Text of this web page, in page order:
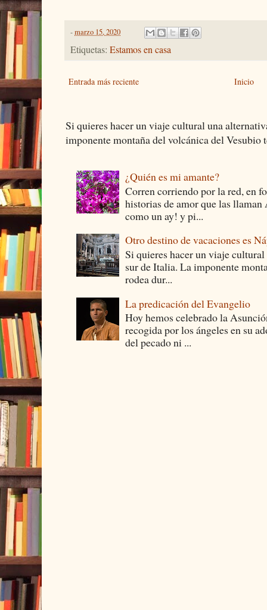
-marzo 15, 2020
Etiquetas: Estamos en casa
Entrada más reciente Inicio
Si quieres hacer un viaje cultural una
imponente montaña del volcánica del Vesubio
¿Quién es mi amante?
Corren corriendo por la red, en
historias de amor que las
como un ay! y pi...
Otro destino de vacaciones es
Si quieres hacer un viaje
sur de Italia. La imponente
rodea dur...
La predicación del Evangelio
Hoy hemos celebrado la
recogida por los ángeles en su
del pecado ni ...